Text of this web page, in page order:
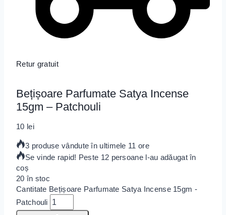
Retur gratuit
Bețișoare Parfumate Satya Incense
15gm – Patchouli
10 lei
3 produse vândute în ultimele 11 ore
Se vinde rapid! Peste 12 persoane l-au adăugat în
coș
20 în stoc
Cantitate Bețișoare Parfumate Satya Incense 15gm -
Patchouli